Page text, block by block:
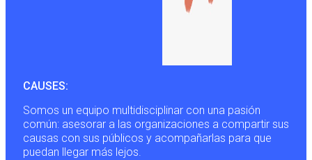
CAUSES:
Somos un equipo multidisciplinar con una pasión
común: asesorar a las organizaciones a compartir sus
causas con sus públicos y acompañarlas para que
puedan llegar más lejos.